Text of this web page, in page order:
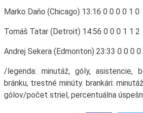
Marko Daňo (Chicago) 13:16 0 0 0 0 1 0
Tomáš Tatar (Detroit) 14:56 0 0 0 1 1 2
Andrej Sekera (Edmonton) 23:33 0 0 0 0
/legenda: minutáž, góly, asistencie,
bránku, trestné minúty. brankári:
gólov/počet striel, percentuálna